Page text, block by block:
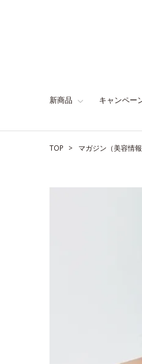
新商品 キャンペー
TOP マガジン（美容情報